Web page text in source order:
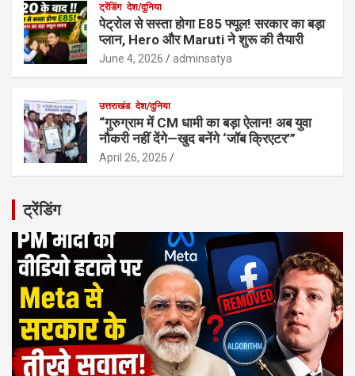
ट्रेंडिंग देश/दुनिया
पेट्रोल से सस्ता होगा E85 फ्यूल! सरकार का बड़ा
प्लान, Hero और Maruti ने शुरू की तैयारी
June 4, 2026 adminsatya
उत्तराखंड देश/दुनिया
“गुरुग्राम में CM धामी का बड़ा ऐलान! अब युवा
नौकरी नहीं देंगे—खुद बनेंगे ‘जॉब क्रिएटर’”
April 26, 2026
ट्रेंडिंग